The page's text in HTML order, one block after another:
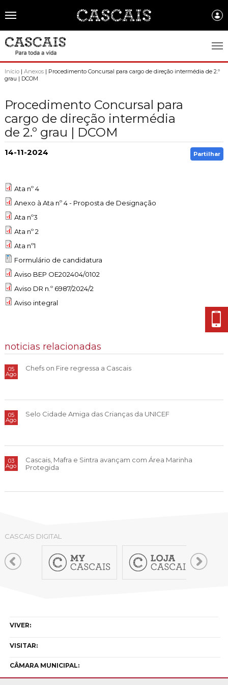
Português
CASCAIS.PT
SOBRE CASCAIS:
História
Recursos educativos - história e património
GOVERNO LOCAL:
Assembleia Municipal
Gestão administrativa e financeira
Projetos Cofinanciados
Transparência Municipal
Reabilitação urbana
Urbanismo
FREGUESIAS:
Carcavelos e Parede
Cascais e Estoril
Cascais Envolvente
Cascais Próxima
Ambiente & Energia
Economia & Inovação
Qualidade de vida
Sociedade & Educação
COMUNICAÇÃO:
VISITAR
ESTUDAR
TEMPOS LIVRES
INVESTIR EM CASCAIS
SERVIÇOS
MAPA DO PORTAL
Início| Anexos| Procedimento Concursal para cargo de direção intermédia de 2.º
grau | DCOM
Procedimento Concursal para
cargo de direção intermédia
de 2.º grau | DCOM
14-11-2024 Partilhar
Ata nº 4
Anexo à Ata nº 4 - Proposta de Designação
Ata nº3
Ata nº 2
Ata nº1
Formulário de candidatura
Aviso BEP OE202404/0102
Aviso DR n.º 6987/2024/2
Aviso integral
noticias relacionadas
05
Ago
Chefs on Fire regressa a Cascais
05
Ago
Selo Cidade Amiga das Crianças da UNICEF
03
Ago
Cascais, Mafra e Sintra avançam com Área Marinha
Protegida
CASCAIS DIGITAL
VIVER:
VISITAR:
CÂMARA MUNICIPAL: